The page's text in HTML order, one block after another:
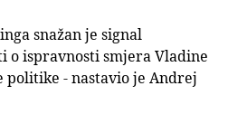
snažan je signal
o ispravnosti smjera Vladine
politike - nastavio je Andrej